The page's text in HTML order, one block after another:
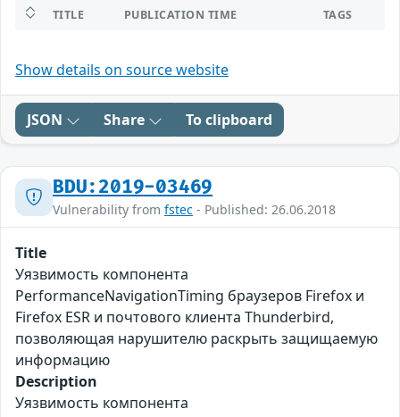
TITLE PUBLICATION TIME TAGS
Show details on source website
JSON Share To clipboard
BDU:2019-03469
Vulnerability from fstec - Published: 26.06.2018
Title
Уязвимость компонента
PerformanceNavigationTiming браузеров Firefox и
Firefox ESR и почтового клиента Thunderbird,
позволяющая нарушителю раскрыть защищаемую
информацию
Description
Уязвимость компонента